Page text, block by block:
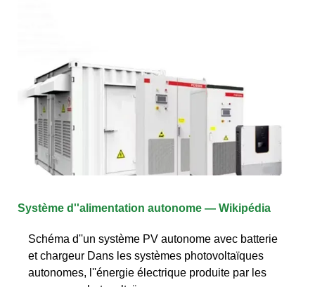
Système d''alimentation autonome — Wikipédia
Schéma d''un système PV autonome avec batterie
et chargeur Dans les systèmes photovoltaïques
autonomes, l''énergie électrique produite par les